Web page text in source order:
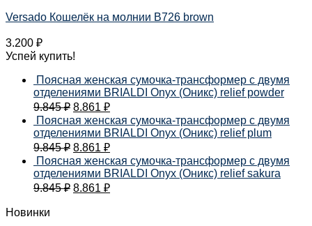
Versado Кошелёк на молнии B726 brown
3.200 ₽
Успей купить!
Поясная женская сумочка-трансформер с двумя
отделениями BRIALDI Onyx (Оникс) relief powder
9.845₽ 8.861 ₽
Поясная женская сумочка-трансформер с двумя
отделениями BRIALDI Onyx (Оникс) relief plum
9.845₽ 8.861 ₽
Поясная женская сумочка-трансформер с двумя
отделениями BRIALDI Onyx (Оникс) relief sakura
9.845₽ 8.861 ₽
Новинки